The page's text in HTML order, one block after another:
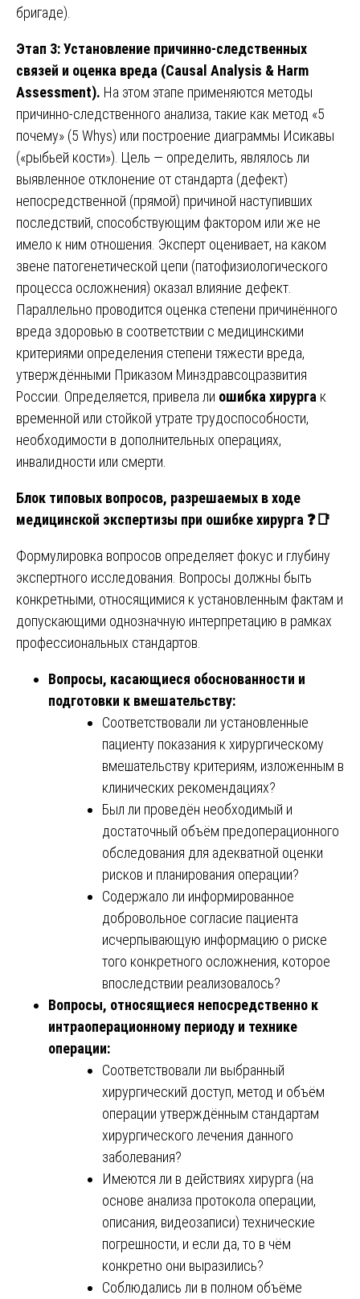
бригаде).
Этап 3: Установление причинно-следственных
связей и оценка вреда (Causal Analysis & Harm
Assessment). На этом этапе применяются методы
причинно-следственного анализа, такие как метод «5
почему» (5 Whys) или построение диаграммы Исикавы
(«рыбьей кости»). Цель — определить, являлось ли
выявленное отклонение от стандарта (дефект)
непосредственной (прямой) причиной наступивших
последствий, способствующим фактором или же не
имело к ним отношения. Эксперт оценивает, на каком
звене патогенетической цепи (патофизиологического
процесса осложнения) оказал влияние дефект.
Параллельно проводится оценка степени причинённого
вреда здоровью в соответствии с медицинскими
критериями определения степени тяжести вреда,
утверждёнными Приказом Минздравсоцразвития
России. Определяется, привела ли ошибка хирурга к
временной или стойкой утрате трудоспособности,
необходимости в дополнительных операциях,
инвалидности или смерти.
Блок типовых вопросов, разрешаемых в ходе
медицинской экспертизы при ошибке хирурга ❓📑
Формулировка вопросов определяет фокус и глубину
экспертного исследования. Вопросы должны быть
конкретными, относящимися к установленным фактам и
допускающими однозначную интерпретацию в рамках
профессиональных стандартов.
Вопросы, касающиеся обоснованности и
подготовки к вмешательству:
Соответствовали ли установленные
пациенту показания к хирургическому
вмешательству критериям, изложенным в
клинических рекомендациях?
Был ли проведён необходимый и
достаточный объём предоперационного
обследования для адекватной оценки
рисков и планирования операции?
Содержало ли информированное
добровольное согласие пациента
исчерпывающую информацию о риске
того конкретного осложнения, которое
впоследствии реализовалось?
Вопросы, относящиеся непосредственно к
интраоперационному периоду и технике
операции:
Соответствовали ли выбранный
хирургический доступ, метод и объём
операции утверждённым стандартам
хирургического лечения данного
заболевания?
Имеются ли в действиях хирурга (на
основе анализа протокола операции,
описания, видеозаписи) технические
погрешности, и если да, то в чём
конкретно они выразились?
Соблюдались ли в полном объёме